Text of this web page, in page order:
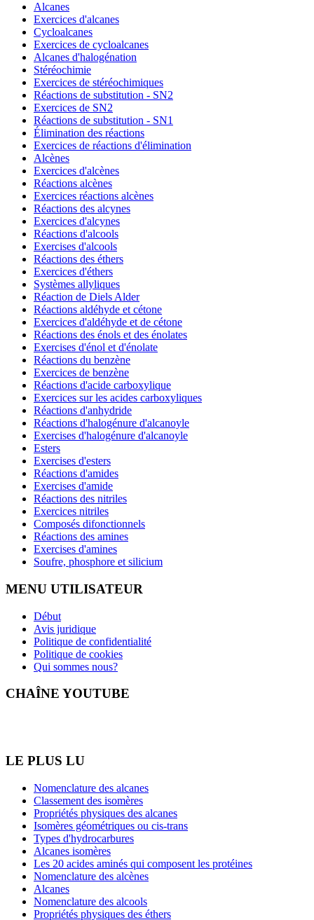
Alcanes
Exercices d'alcanes
Cycloalcanes
Exercices de cycloalcanes
Alcanes d'halogénation
Stéréochimie
Exercices de stéréochimiques
Réactions de substitution - SN2
Exercices de SN2
Réactions de substitution - SN1
Élimination des réactions
Exercices de réactions d'élimination
Alcènes
Exercices d'alcènes
Réactions alcènes
Exercices réactions alcènes
Réactions des alcynes
Exercices d'alcynes
Réactions d'alcools
Exercises d'alcools
Réactions des éthers
Exercices d'éthers
Systèmes allyliques
Réaction de Diels Alder
Réactions aldéhyde et cétone
Exercices d'aldéhyde et de cétone
Réactions des énols et des énolates
Exercises d'énol et d'énolate
Réactions du benzène
Exercices de benzène
Réactions d'acide carboxylique
Exercices sur les acides carboxyliques
Réactions d'anhydride
Réactions d'halogénure d'alcanoyle
Exercises d'halogénure d'alcanoyle
Esters
Exercises d'esters
Réactions d'amides
Exercises d'amide
Réactions des nitriles
Exercices nitriles
Composés difonctionnels
Réactions des amines
Exercises d'amines
Soufre, phosphore et silicium
MENU UTILISATEUR
Début
Avis juridique
Politique de confidentialité
Politique de cookies
Qui sommes nous?
CHAÎNE YOUTUBE
LE PLUS LU
Nomenclature des alcanes
Classement des isomères
Propriétés physiques des alcanes
Isomères géométriques ou cis-trans
Types d'hydrocarbures
Alcanes isomères
Les 20 acides aminés qui composent les protéines
Nomenclature des alcènes
Alcanes
Nomenclature des alcools
Propriétés physiques des éthers